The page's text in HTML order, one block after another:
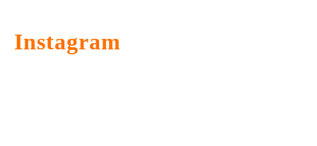
Instagram